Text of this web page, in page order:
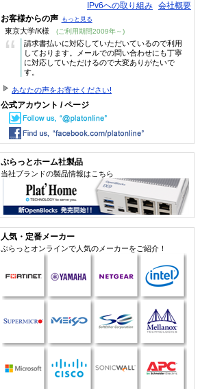
IPv6への取り組み 会社概要
お客様からの声 もっと見る
東京大学/K様 (ご利用期間2009年～)
“
請求書払いに対応していただいているので利用
しております。メールでの問い合わせにも丁寧
に対応していただけるので大変ありがたいで
す。
あなたの声をお寄せください!
公式アカウント / ページ
ぷらっとホーム社製品
当社ブランドの製品情報はこちら
人気・定番メーカー
ぷらっとオンラインで人気のメーカーをご紹介！